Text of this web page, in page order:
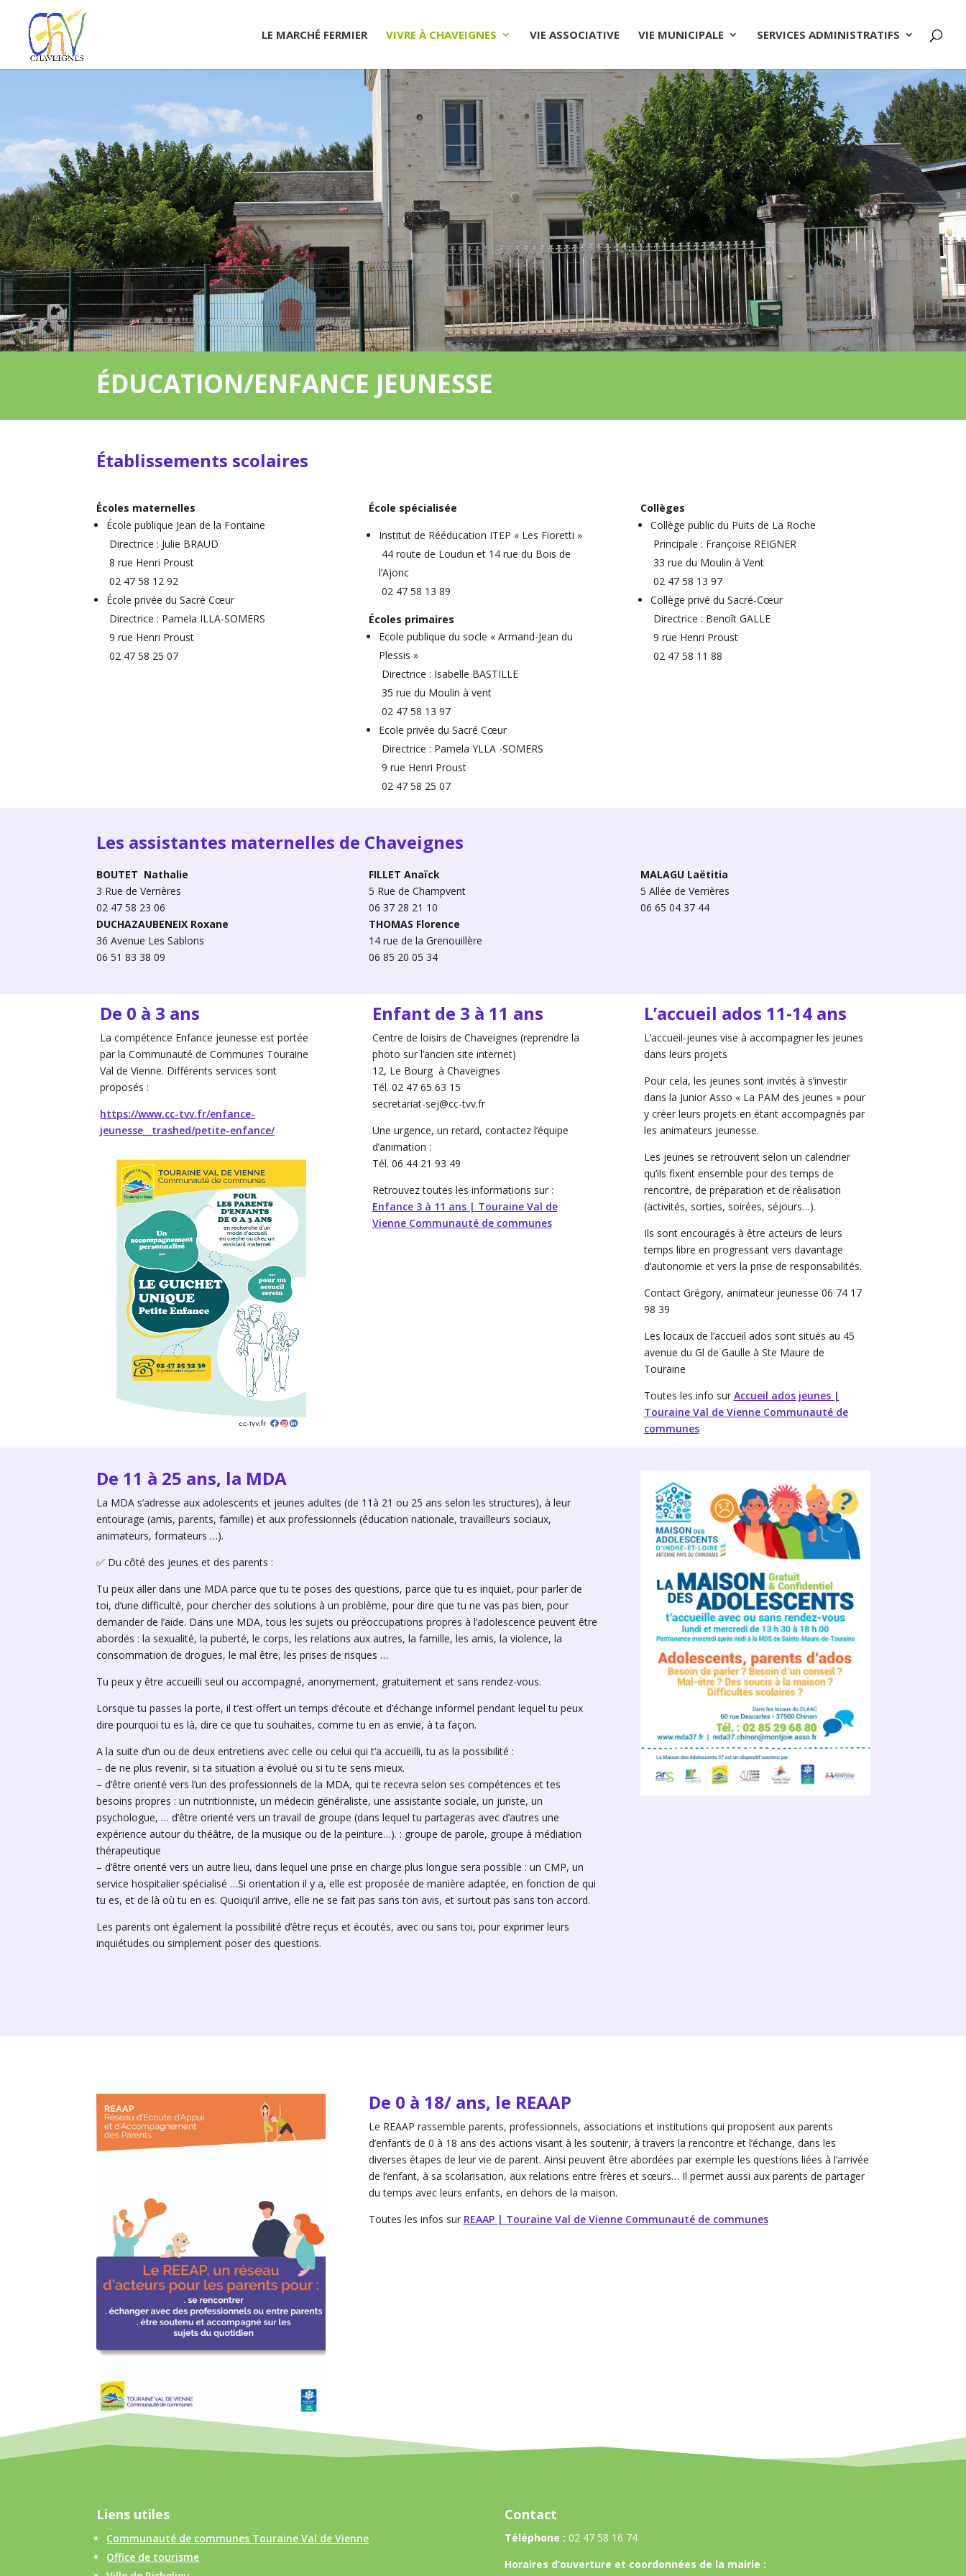
LE MARCHÉ FERMIER VIVRE À CHAVEIGNES VIE ASSOCIATIVE VIE MUNICIPALE SERVICES ADMINISTRATIFS
ÉDUCATION/ENFANCE JEUNESSE
Établissements scolaires
Écoles maternelles
École publique Jean de la Fontaine
Directrice : Julie BRAUD
8 rue Henri Proust
02 47 58 12 92
École privée du Sacré Cœur
Directrice : Pamela ILLA-SOMERS
9 rue Henri Proust
02 47 58 25 07
École spécialisée
Institut de Rééducation ITEP « Les Fioretti »
44 route de Loudun et 14 rue du Bois de
l’Ajonc
02 47 58 13 89
Écoles primaires
Ecole publique du socle « Armand-Jean du
Plessis »
Directrice : Isabelle BASTILLE
35 rue du Moulin à vent
02 47 58 13 97
Ecole privée du Sacré Cœur
Directrice : Pamela YLLA -SOMERS
9 rue Henri Proust
02 47 58 25 07
Collèges
Collège public du Puits de La Roche
Principale : Françoise REIGNER
33 rue du Moulin à Vent
02 47 58 13 97
Collège privé du Sacré-Cœur
Directrice : Benoît GALLE
9 rue Henri Proust
02 47 58 11 88
Les assistantes maternelles de Chaveignes
BOUTET Nathalie
3 Rue de Verrières
02 47 58 23 06
DUCHAZAUBENEIX Roxane
36 Avenue Les Sablons
06 51 83 38 09
FILLET Anaïck
5 Rue de Champvent
06 37 28 21 10
THOMAS Florence
14 rue de la Grenouillère
06 85 20 05 34
MALAGU Laëtitia
5 Allée de Verrières
06 65 04 37 44
De 0 à 3 ans
La compétence Enfance jeunesse est portée
par la Communauté de Communes Touraine
Val de Vienne. Différents services sont
proposés :
https://www.cc-tvv.fr/enfance-
jeunesse__trashed/petite-enfance/
Enfant de 3 à 11 ans
Centre de loisirs de Chaveignes (reprendre la
photo sur l’ancien site internet)
12, Le Bourg à Chaveignes
Tél. 02 47 65 63 15
secretariat-sej@cc-tvv.fr
Une urgence, un retard, contactez l’équipe
d’animation :
Tél. 06 44 21 93 49
Retrouvez toutes les informations sur :
Enfance 3 à 11 ans | Touraine Val de
Vienne Communauté de communes
L’accueil ados 11-14 ans
L’accueil-jeunes vise à accompagner les jeunes
dans leurs projets
Pour cela, les jeunes sont invités à s’investir
dans la Junior Asso « La PAM des jeunes » pour
y créer leurs projets en étant accompagnés par
les animateurs jeunesse.
Les jeunes se retrouvent selon un calendrier
qu’ils fixent ensemble pour des temps de
rencontre, de préparation et de réalisation
(activités, sorties, soirées, séjours…).
Ils sont encouragés à être acteurs de leurs
temps libre en progressant vers davantage
d’autonomie et vers la prise de responsabilités.
Contact Grégory, animateur jeunesse 06 74 17
98 39
Les locaux de l’accueil ados sont situés au 45
avenue du Gl de Gaulle à Ste Maure de
Touraine
Toutes les info sur Accueil ados jeunes |
Touraine Val de Vienne Communauté de
communes
De 11 à 25 ans, la MDA
La MDA s’adresse aux adolescents et jeunes adultes (de 11à 21 ou 25 ans selon les structures), à leur
entourage (amis, parents, famille) et aux professionnels (éducation nationale, travailleurs sociaux,
animateurs, formateurs …).
✅ Du côté des jeunes et des parents :
Tu peux aller dans une MDA parce que tu te poses des questions, parce que tu es inquiet, pour parler de
toi, d’une difficulté, pour chercher des solutions à un problème, pour dire que tu ne vas pas bien, pour
demander de l’aide. Dans une MDA, tous les sujets ou préoccupations propres à l’adolescence peuvent être
abordés : la sexualité, la puberté, le corps, les relations aux autres, la famille, les amis, la violence, la
consommation de drogues, le mal être, les prises de risques …
Tu peux y être accueilli seul ou accompagné, anonymement, gratuitement et sans rendez-vous.
Lorsque tu passes la porte, il t’est offert un temps d’écoute et d’échange informel pendant lequel tu peux
dire pourquoi tu es là, dire ce que tu souhaites, comme tu en as envie, à ta façon.
A la suite d’un ou de deux entretiens avec celle ou celui qui t’a accueilli, tu as la possibilité :
– de ne plus revenir, si ta situation a évolué ou si tu te sens mieux.
– d’être orienté vers l’un des professionnels de la MDA, qui te recevra selon ses compétences et tes
besoins propres : un nutritionniste, un médecin généraliste, une assistante sociale, un juriste, un
psychologue, … d’être orienté vers un travail de groupe (dans lequel tu partageras avec d’autres une
expérience autour du théâtre, de la musique ou de la peinture…). : groupe de parole, groupe à médiation
thérapeutique
– d’être orienté vers un autre lieu, dans lequel une prise en charge plus longue sera possible : un CMP, un
service hospitalier spécialisé …Si orientation il y a, elle est proposée de manière adaptée, en fonction de qui
tu es, et de là où tu en es. Quoiqu’il arrive, elle ne se fait pas sans ton avis, et surtout pas sans ton accord.
Les parents ont également la possibilité d’être reçus et écoutés, avec ou sans toi, pour exprimer leurs
inquiétudes ou simplement poser des questions.
De 0 à 18/ ans, le REAAP
Le REAAP rassemble parents, professionnels, associations et institutions qui proposent aux parents
d’enfants de 0 à 18 ans des actions visant à les soutenir, à travers la rencontre et l’échange, dans les
diverses étapes de leur vie de parent. Ainsi peuvent être abordées par exemple les questions liées à l’arrivée
de l’enfant, à sa scolarisation, aux relations entre frères et sœurs… Il permet aussi aux parents de partager
du temps avec leurs enfants, en dehors de la maison.
Toutes les infos sur REAAP | Touraine Val de Vienne Communauté de communes
Liens utiles
Communauté de communes Touraine Val de Vienne
Office de tourisme
Contact
Téléphone : 02 47 58 16 74
Horaires d’ouverture et coordonnées de la mairie :